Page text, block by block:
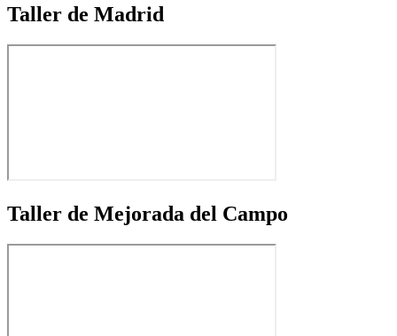
Taller de Madrid
Taller de Mejorada del Campo